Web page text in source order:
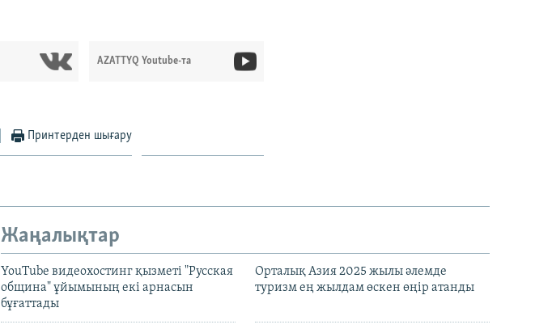
AZATTYQ Youtube-та
Принтерден шығару
Жаңалықтар
YouTube видеохостинг қызметі "Русская
община" ұйымының екі арнасын
бұғаттады
Орталық Азия 2025 жылы әлемде
туризм ең жылдам өскен өңір атанды